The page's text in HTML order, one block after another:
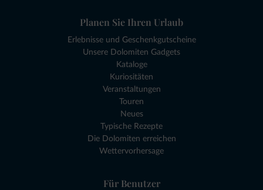
Planen Sie Ihren Urlaub
Erlebnisse und Geschenkgutscheine
Unsere Dolomiten Gadgets
Kataloge
Kuriositäten
Veranstaltungen
Touren
Neues
Typische Rezepte
Die Dolomiten erreichen
Wettervorhersage
Für Benutzer